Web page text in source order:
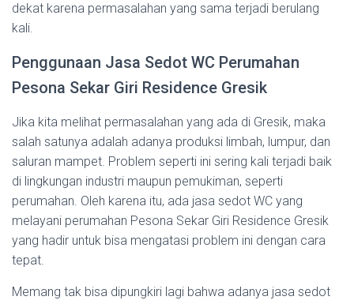
dekat karena permasalahan yang sama terjadi berulang
kali.
Penggunaan Jasa Sedot WC Perumahan
Pesona Sekar Giri Residence Gresik
Jika kita melihat permasalahan yang ada di Gresik, maka
salah satunya adalah adanya produksi limbah, lumpur, dan
saluran mampet. Problem seperti ini sering kali terjadi baik
di lingkungan industri maupun pemukiman, seperti
perumahan. Oleh karena itu, ada jasa sedot WC yang
melayani perumahan Pesona Sekar Giri Residence Gresik
yang hadir untuk bisa mengatasi problem ini dengan cara
tepat.
Memang tak bisa dipungkiri lagi bahwa adanya jasa sedot